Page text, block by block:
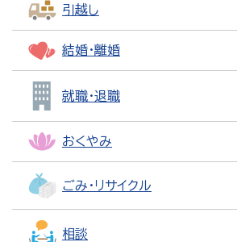
引越し
結婚・離婚
就職・退職
おくやみ
ごみ・リサイクル
相談